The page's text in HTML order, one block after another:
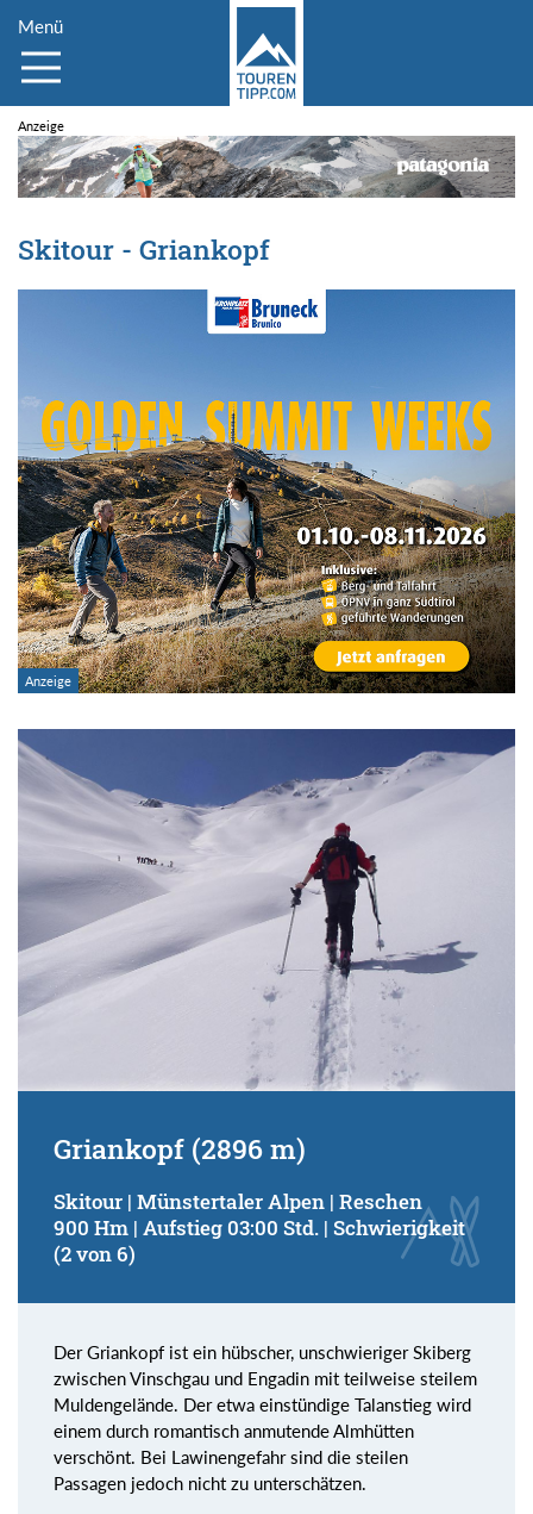
Menü
Skitour - Griankopf
Griankopf (2896 m)
Skitour | Münstertaler Alpen | Reschen
900 Hm | Aufstieg 03:00 Std. | Schwierigkeit
(2 von 6)
Der Griankopf ist ein hübscher, unschwieriger Skiberg
zwischen Vinschgau und Engadin mit teilweise steilem
Muldengelände. Der etwa einstündige Talanstieg wird
einem durch romantisch anmutende Almhütten
verschönt. Bei Lawinengefahr sind die steilen
Passagen jedoch nicht zu unterschätzen.